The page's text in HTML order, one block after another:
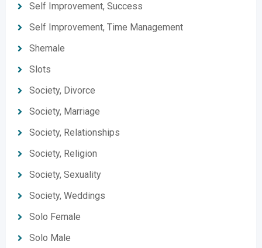
Self Improvement, Success
Self Improvement, Time Management
Shemale
Slots
Society, Divorce
Society, Marriage
Society, Relationships
Society, Religion
Society, Sexuality
Society, Weddings
Solo Female
Solo Male